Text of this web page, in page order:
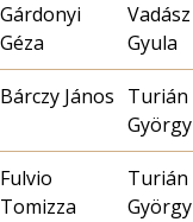
Gárdonyi
Géza
Vadász
Gyula
Bárczy János Turián
György
Fulvio
Tomizza
Turián
György